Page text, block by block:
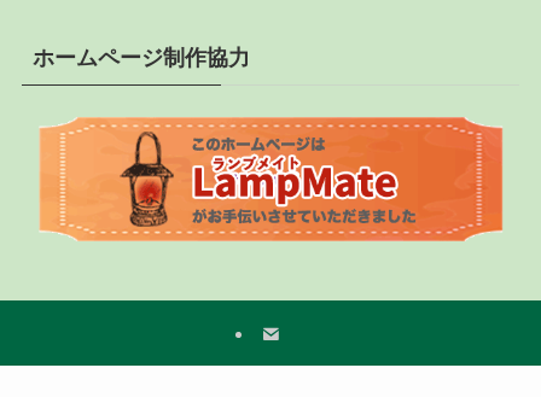
ホームページ制作協力